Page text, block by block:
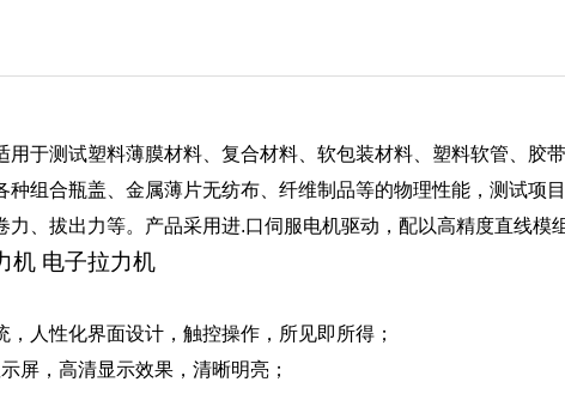
用于测试塑料薄膜材料、复合材料、软包装材料、塑料软管、胶
种组合瓶盖、金属薄片无纺布、纤维制品等的物理性能，测试项
力、拔出力等。产品采用进.口伺服电机驱动，配以高精度直线模
，人性化界面设计，触控操作，所见即所得；
屏，高清显示效果，清晰明亮；